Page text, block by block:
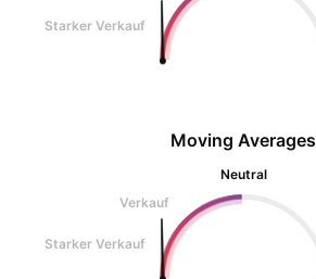
Starker Verkauf
Moving Averages
Neutral
Verkauf
Starker Verkauf